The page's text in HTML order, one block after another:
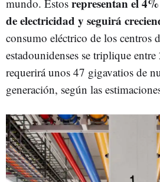
mundo. Estos
de electricidad y seguirá
consumo eléctrico de los centros
estadounidenses se triplique
requerirá unos 47 gigavatios de
generación, según las